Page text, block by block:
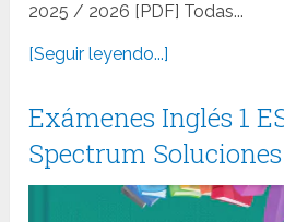
2025 / 2026 [PDF] Todas...
[Seguir leyendo...]
Exámenes Inglés 1
Spectrum